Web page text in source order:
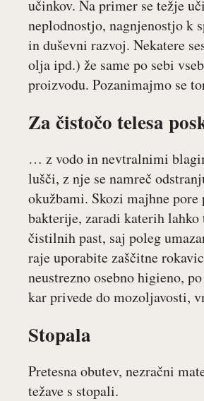
učinkov. Na primer se težje
neplodnostjo, nagnjenostjo k
in duševni razvoj. Nekatere
olja ipd.) že same po sebi
proizvodu. Pozanimajmo se
Za čistočo telesa
… z vodo in nevtralnimi
lušči, z nje se namreč
okužbami. Skozi majhne
bakterije, zaradi katerih
čistilnih past, saj poleg
raje uporabite zaščitne
neustrezno osebno higieno,
kar privede do mozoljavosti,
Stopala
Pretesna obutev, nezračni
težave s stopali.